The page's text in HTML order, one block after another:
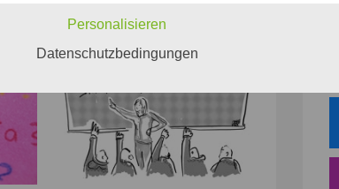
Personalisieren
Datenschutzbedingungen